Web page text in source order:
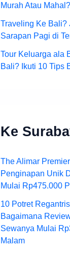
Murah Atau Mahal?
Traveling Ke Bali?
Sarapan Pagi di
Tour Keluarga ala
Bali? Ikuti 10 Tips
Ke
The Alimar
Penginapan Unik
Mulai Rp475.000
10 Potret
Bagaimana
Sewanya Mulai
Malam